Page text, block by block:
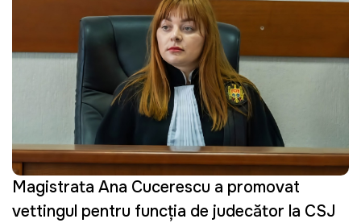
Magistrata Ana Cucerescu a promovat
vettingul pentru funcția de judecător la CSJ